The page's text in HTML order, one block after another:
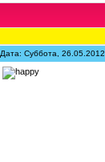
Дата: Суббота,